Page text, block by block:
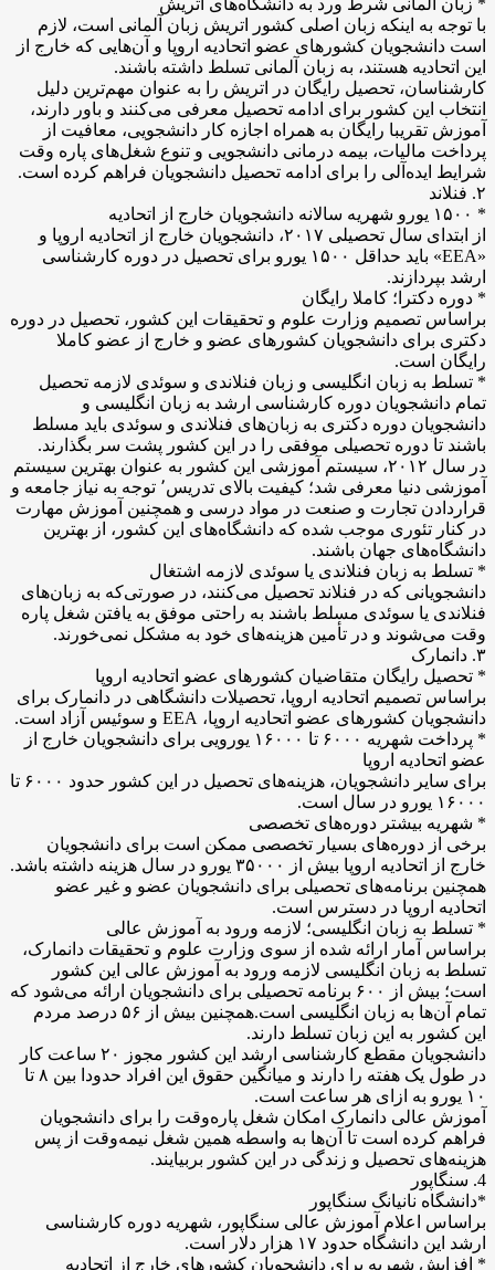
* زبان آلمانی شرط ورد به دانشگاه‌های اتریش
با توجه به اینکه زبان اصلی کشور اتریش زبان آلمانی است، لازم
است دانشجویان کشور‌های عضو اتحادیه اروپا و آن‌هایی که خارج از
این اتحادیه هستند، به زبان آلمانی تسلط داشته باشند.
کارشناسان، تحصیل رایگان در اتریش را به عنوان مهم‌ترین دلیل
انتخاب این کشور برای ادامه تحصیل معرفی می‌کنند و باور دارند،
آموزش تقریبا رایگان به همراه اجازه کار دانشجویی، معافیت از
پرداخت مالیات، بیمه درمانی دانشجویی و تنوع شغل‌های پاره وقت
شرایط ایده‌آلی را برای ادامه تحصیل دانشجویان فراهم کرده است.
۲. فنلاند
* ۱۵۰۰ یورو شهریه سالانه دانشجویان خارج از اتحادیه
از ابتدای سال تحصیلی ۲۰۱۷، دانشجویان خارج از اتحادیه اروپا و
«EEA» باید حداقل ۱۵۰۰ یورو برای تحصیل در دوره کارشناسی
ارشد بپردازند.
* دوره دکترا؛ کاملا رایگان
براساس تصمیم وزارت علوم و تحقیقات این کشور، تحصیل در دوره
دکتری برای دانشجویان کشور‌های عضو و خارج از عضو کاملا
رایگان است.
* تسلط به زبان انگلیسی و زبان فنلاندی و سوئدی لازمه تحصیل
تمام دانشجویان دوره کارشناسی ارشد به زبان انگلیسی و
دانشجویان دوره دکتری به زبان‌های فنلاندی و سوئدی باید مسلط
باشند تا دوره تحصیلی موفقی را در این کشور پشت سر بگذارند.
در سال ۲۰۱۲، سیستم آموزشی این کشور به عنوان بهترین سیستم
آموزشی دنیا معرفی شد؛ کیفیت بالای تدریس٬ توجه به نیاز جامعه و
قراردادن تجارت و صنعت در مواد درسی و همچنین آموزش مهارت
در کنار تئوری موجب شده که دانشگاه‌های این کشور، از بهترین
دانشگاه‌های جهان باشند.
* تسلط به زبان فنلاندی یا سوئدی لازمه اشتغال
دانشجویانی که در فنلاند تحصیل می‌کنند، در صورتی‌که به زبان‌های
فنلاندی یا سوئدی مسلط باشند به راحتی موفق به یافتن شغل پاره
وقت می‌شوند و در تأمین هزینه‌های خود به مشکل نمی‌خورند.
۳. دانمارک
* تحصیل رایگان متقاضیان کشور‌های عضو اتحادیه اروپا
براساس تصمیم اتحادیه اروپا، تحصیلات دانشگاهی در دانمارک برای
دانشجویان کشور‌های عضو اتحادیه اروپا، EEA و سوئیس آزاد است.
* پرداخت شهریه ۶۰۰۰ تا ۱۶۰۰۰ یورویی برای دانشجویان خارج از
عضو اتحادیه اروپا
برای سایر دانشجویان، هزینه‌های تحصیل در این کشور حدود ۶۰۰۰ تا
۱۶۰۰۰ یورو در سال است.
* شهریه بیشتر دوره‌های تخصصی
برخی از دوره‌های بسیار تخصصی ممکن است برای دانشجویان
خارج از اتحادیه اروپا بیش از ۳۵۰۰۰ یورو در سال هزینه داشته باشد.
همچنین برنامه‌های تحصیلی برای دانشجویان عضو و غیر عضو
اتحادیه اروپا در دسترس است.
* تسلط به زبان انگلیسی؛ لازمه ورود به آموزش عالی
براساس آمار ارائه شده از سوی وزارت علوم و تحقیقات دانمارک،
تسلط به زبان انگلیسی لازمه ورود به آموزش عالی این کشور
است؛ بیش از ۶۰۰ برنامه تحصیلی برای دانشجویان ارائه می‌شود که
تمام آن‌ها به زبان انگلیسی است.همچنین بیش از ۵۶ درصد مردم
این کشور به این زبان تسلط دارند.
دانشجویان مقطع کارشناسی ارشد این کشور مجوز ۲۰ ساعت کار
در طول یک هفته را دارند و میانگین حقوق این افراد حدودا بین ۸ تا
۱۰ یورو به ازای هر ساعت است.
آموزش عالی دانمارک امکان شغل پاره‌وقت را برای دانشجویان
فراهم کرده است تا آن‌ها به واسطه همین شغل نیمه‌وقت از پس
هزینه‌های تحصیل و زندگی در این کشور بربیایند.
4. سنگاپور
*دانشگاه نانیانگ سنگاپور
براساس اعلام آموزش عالی سنگاپور، شهریه دوره کارشناسی
ارشد این دانشگاه حدود ۱۷ هزار دلار است.
* افزایش شهریه برای دانشجویان کشور‌های خارج از اتحادیه